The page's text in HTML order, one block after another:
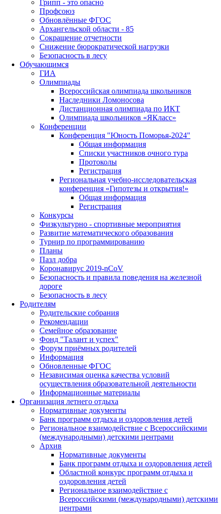
Грипп - это опасно
Профсоюз
Обновлённые ФГОС
Архангельской области - 85
Сокращение отчетности
Снижение бюрократической нагрузки
Безопасность в лесу
Обучающимся
ГИА
Олимпиады
Всероссийская олимпиада школьников
Наследники Ломоносова
Дистанционная олимпиада по ИКТ
Олимпиада школьников «ЯКласс»
Конференции
Конференция "Юность Поморья-2024"
Общая информация
Списки участников очного тура
Протоколы
Регистрация
Региональная учебно-исследовательская
конференция «Гипотезы и открытия!»
Общая информация
Регистрация
Конкурсы
Физкультурно - спортивные мероприятия
Развитие математического образования
Турнир по программированию
Планы
Пазл добра
Коронавирус 2019-nCoV
Безопасность и правила поведения на железной
дороге
Безопасность в лесу
Родителям
Родительские собрания
Рекомендации
Семейное образование
Фонд "Талант и успех"
Форум приёмных родителей
Информация
Обновленные ФГОС
Независимая оценка качества условий
осуществления образовательной деятельности
Информационные материалы
Организация летнего отдыха
Нормативные документы
Банк программ отдыха и оздоровления детей
Региональное взаимодействие с Всероссийскими
(международными) детскими центрами
Архив
Нормативные документы
Банк программ отдыха и оздоровления детей
Областной конкурс программ отдыха и
оздоровления детей
Региональное взаимодействие с
Всероссийскими (международными) детскими
центрами